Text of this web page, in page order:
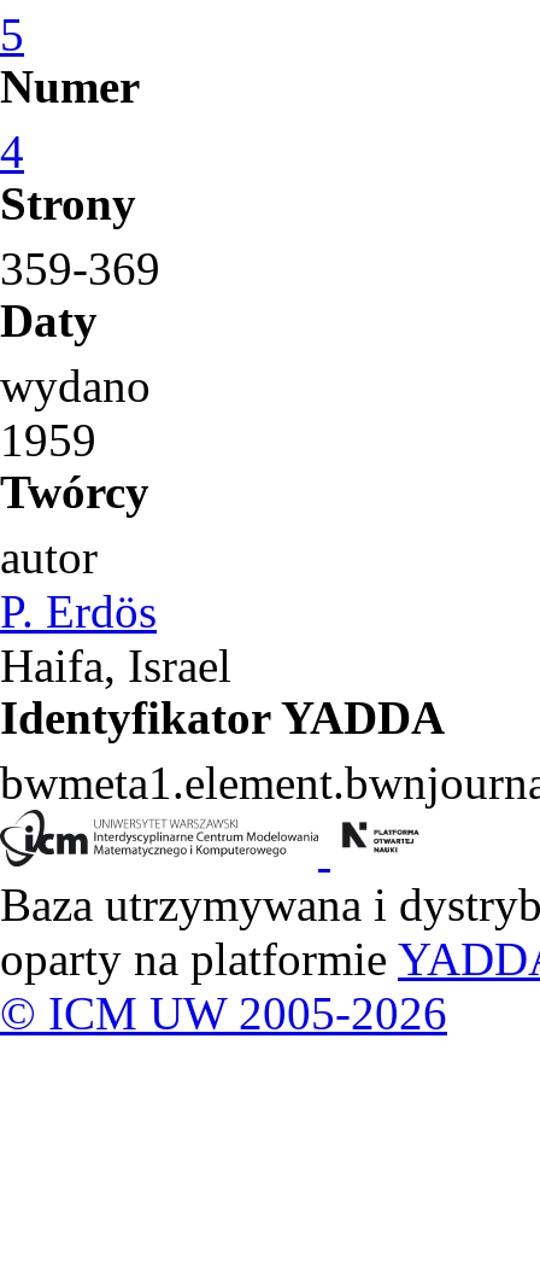
5
Numer
4
Strony
359-369
Daty
wydano
1959
Twórcy
autor
P. Erdös
Haifa, Israel
Identyfikator YADDA
Baza utrzymywana i
oparty na platformie
© ICM UW 2005-2026